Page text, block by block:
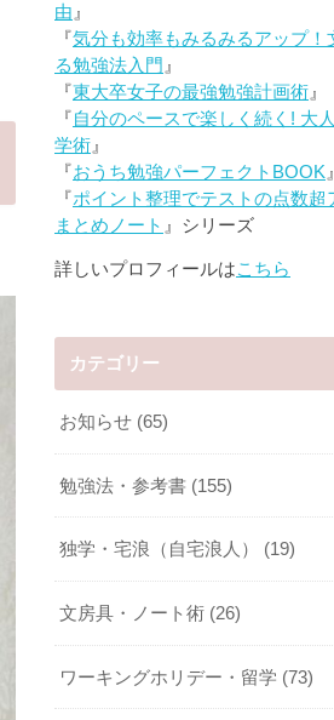
由 』
『気分も効率もみるみるアップ！
る勉強法入門 』
『東大卒女子の最強勉強計画術 』
『自分のペースで楽しく続く! 大
学術 』
『おうち勉強パーフェクトBOOK 』
『ポイント整理でテストの点数超
まとめノート 』シリーズ
詳しいプロフィールはこちら
カテゴリー
お知らせ (65)
勉強法・参考書 (155)
独学・宅浪（自宅浪人） (19)
文房具・ノート術 (26)
ワーキングホリデー・留学 (73)